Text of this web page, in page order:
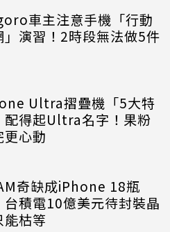
車主注意手機「行動
」演習！2時段無法做5件
Ultra摺疊機「5大特
配得起Ultra名字！果粉
更心動
奇缺成iPhone 18瓶
台積電10億美元待封裝晶
能枯等